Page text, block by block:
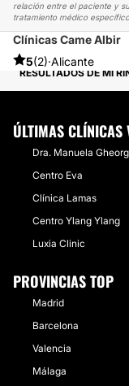
relación entre el paciente y
tratamiento médico
Clínicas Came Albir
5(2)·Alicante
MULTIESTETICA
EXPERIENCIAS
RESULTADOS DE MI
ÚLTIMAS CLÍNICAS
Dra. Manuela
Centro Eva
Clínica Lamas
Centro Ylang Ylang
Luxia Clinic
PROVINCIAS TOP
Madrid
Barcelona
Valencia
Málaga